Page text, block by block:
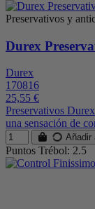
Preservativos y
Durex
Durex
170816
25,55 €
Preservativos
una sensación de
Añadir
Puntos Trébol: 2.5